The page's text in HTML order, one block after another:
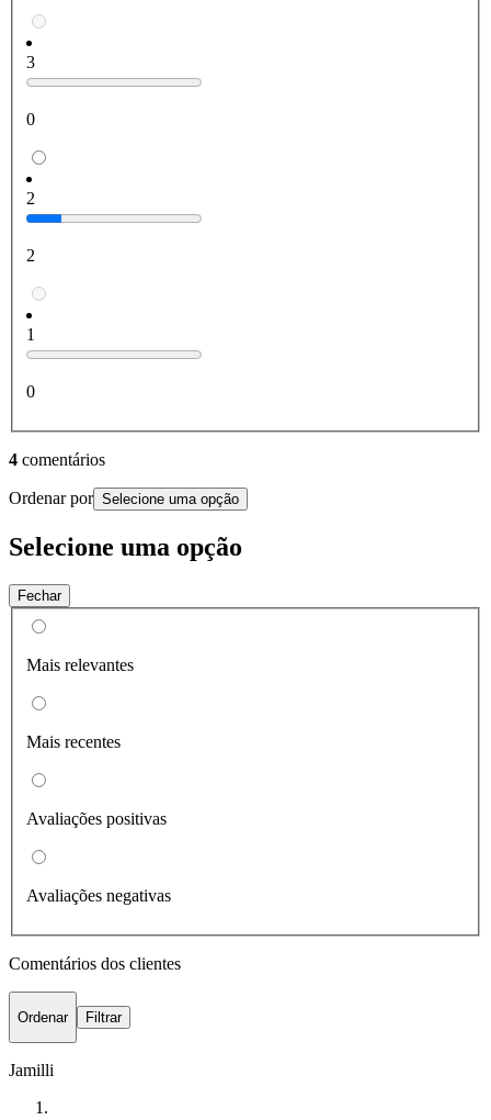
3
0
2
2
1
0
4 comentários
Ordenar por Selecione uma opção
Selecione uma opção
Fechar
Mais relevantes
Mais recentes
Avaliações positivas
Avaliações negativas
Comentários dos clientes
Ordenar Filtrar
Jamilli